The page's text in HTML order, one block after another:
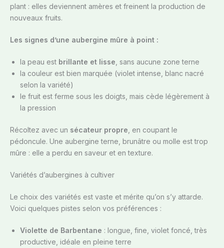
plant : elles deviennent amères et freinent la production de
nouveaux fruits.
Les signes d’une aubergine mûre à point :
la peau est brillante et lisse , sans aucune zone terne
la couleur est bien marquée (violet intense, blanc nacré
selon la variété)
le fruit est ferme sous les doigts, mais cède légèrement à
la pression
Récoltez avec un sécateur propre , en coupant le
pédoncule. Une aubergine terne, brunâtre ou molle est trop
mûre : elle a perdu en saveur et en texture.
Variétés d’aubergines à cultiver
Le choix des variétés est vaste et mérite qu’on s’y attarde.
Voici quelques pistes selon vos préférences :
Violette de Barbentane : longue, fine, violet foncé, très
productive, idéale en pleine terre